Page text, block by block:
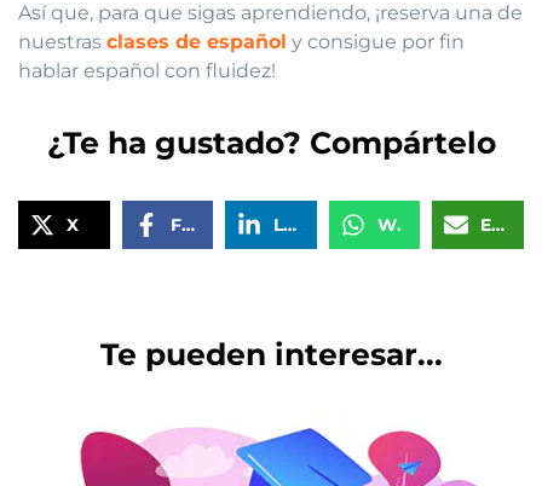
Así que, para que sigas aprendiendo, ¡reserva una de
nuestras clases de español y consigue por fin
hablar español con fluidez!
¿Te ha gustado? Compártelo
X Facebook LinkedIn WhatsApp Email
Te pueden interesar...